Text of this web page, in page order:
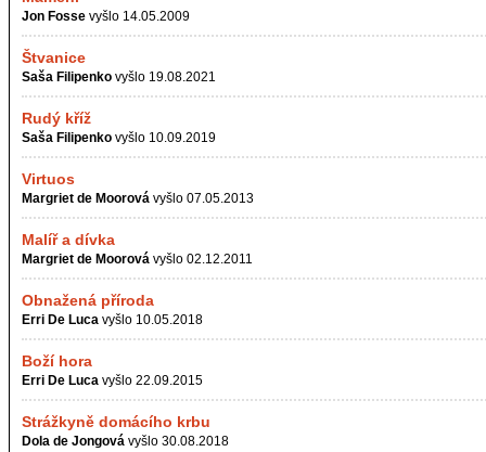
Jon Fosse vyšlo 14.05.2009
Štvanice
Saša Filipenko vyšlo 19.08.2021
Rudý kříž
Saša Filipenko vyšlo 10.09.2019
Virtuos
Margriet de Moorová vyšlo 07.05.2013
Malíř a dívka
Margriet de Moorová vyšlo 02.12.2011
Obnažená příroda
Erri De Luca vyšlo 10.05.2018
Boží hora
Erri De Luca vyšlo 22.09.2015
Strážkyně domácího krbu
Dola de Jongová vyšlo 30.08.2018